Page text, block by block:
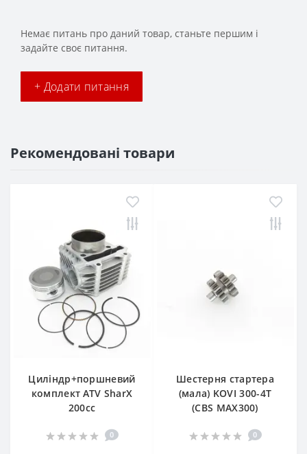
Немає питань про даний товар, станьте першим і
задайте своє питання.
+ Додати питання
Рекомендовані товари
Циліндр+поршневий
комплект ATV SharX
200сс
0
Шестерня стартера
(мала) KOVI 300-4Т
(CBS MAX300)
0